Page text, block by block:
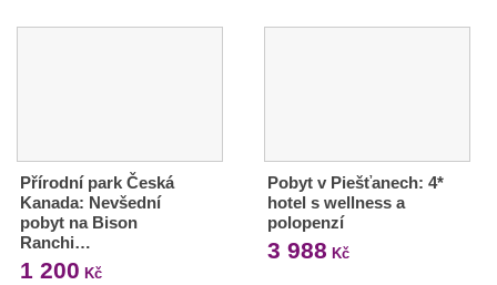
Přírodní park Česká
Kanada: Nevšední
pobyt na Bison
Ranchi…
1 200 Kč
Pobyt v Piešťanech: 4*
hotel s wellness a
polopenzí
3 988 Kč